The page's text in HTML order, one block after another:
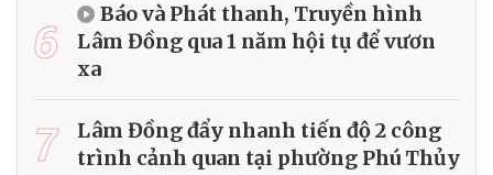
6
Báo và Phát thanh, Truyền hình
Lâm Đồng qua 1 năm hội tụ để vươn
xa
7
Lâm Đồng đẩy nhanh tiến độ 2 công
trình cảnh quan tại phường Phú Thủy